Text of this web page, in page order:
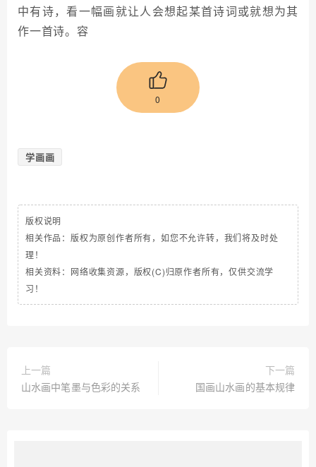
中有诗，看一幅画就让人会想起某首诗词或就想为其
作一首诗。容
0
学画画
版权说明
相关作品：版权为原创作者所有，如您不允许转，我们将及时处
理！
相关资料：网络收集资源，版权(C)归原作者所有，仅供交流学
习！
上一篇
山水画中笔墨与色彩的关系
下一篇
国画山水画的基本规律